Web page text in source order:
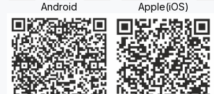
Android Apple(iOS)